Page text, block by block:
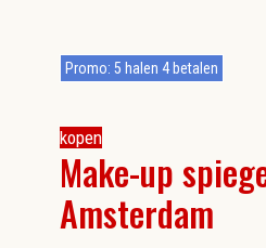
kopen
Make-up
Amsterdam
Promo: 5 halen 4 betalen